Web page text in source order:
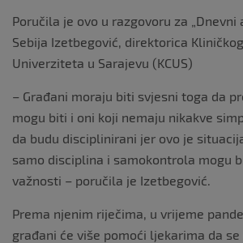
Poručila je ovo u razgovoru za „Dnevni
Sebija Izetbegović, direktorica
Univerziteta u Sarajevu (KCUS)
– Građani moraju biti svjesni toga da
mogu biti i oni koji nemaju nikakve
da budu disciplinirani jer ovo je
samo disciplina i samokontrola mogu
važnosti – poručila je Izetbegović.
Prema njenim riječima, u vrijeme
građani će više pomoći ljekarima da